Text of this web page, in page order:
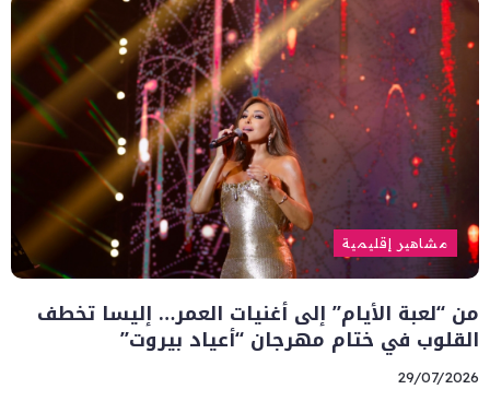
مشاهير إقليمية
من “لعبة الأيام” إلى أغنيات العمر… إليسا تخطف
القلوب في ختام مهرجان “أعياد بيروت”
29/07/2026